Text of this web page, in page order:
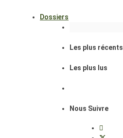
Dossiers
Les plus récents
Les plus lus
Nous Suivre